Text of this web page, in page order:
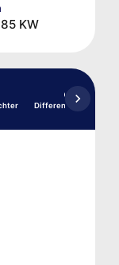
KW
Differentieel, voor